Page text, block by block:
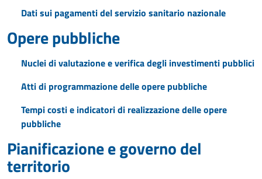
Dati sui pagamenti del servizio sanitario nazionale
Opere pubbliche
Nuclei di valutazione e verifica degli investimenti pubblici
Atti di programmazione delle opere pubbliche
Tempi costi e indicatori di realizzazione delle opere
pubbliche
Pianificazione e governo del
territorio